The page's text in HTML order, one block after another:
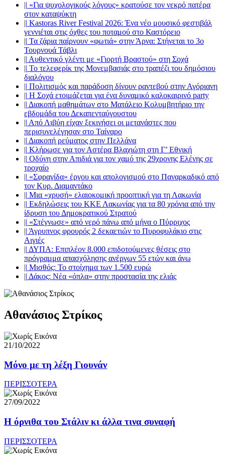
|| «Για ψυχολογικούς λόγους» κρατούσε τον νεκρό πατέρα
στον καταψύκτη
|| Kastoras River Festival 2026: Ένα νέο μουσικό φεστιβάλ
γεννιέται στις όχθες του ποταμού στο Καστόρειο
|| Τα ζάρια παίρνουν «φωτιά» στην Άρνα: Στήνεται το 3ο
Τουρνουά Τάβλι
|| Αυθεντικό γλέντι με «Γιορτή Βραστού» στη Σοχά
|| Το τελεφερίκ της Μονεμβασιάς στο τραπέζι του δημόσιου
διαλόγου
|| Πολιτισμός και παράδοση δίνουν ραντεβού στην Αγόριανη
|| Η Σοχά ετοιμάζεται για ένα δυναμικό καλοκαιρινό party
|| Διακοπή μαθημάτων στο Ματάλειο Κολυμβητήριο την
εβδομάδα του Δεκαπενταύγουστου
|| Από Λιβύη είχαν ξεκινήσει οι μετανάστες που
περισυνελέγησαν στο Ταίναρο
|| Διακοπή ρεύματος στην Πελλάνα
|| Κλήρωσε για τον Αστέρα Βλαχιώτη στη Γ’ Εθνική
|| Οδύνη στην Απιδιά για τον χαμό της 29χρονης Ελένης σε
τροχαίο
|| «Σφραγίδα» έργου και απολογισμού στο Παναρκαδικό από
τον Κυρ. Διαμαντάκο
|| Μια «χρυσή» ελαιοκομική προοπτική για τη Λακωνία
|| Εκδηλώσεις του ΚΚΕ Λακωνίας για τα 80 χρόνια από την
ίδρυση του Δημοκρατικού Στρατού
|| «Στέγνωσε» από νερό πάνω από μήνα ο Πύρριχος
|| Άγρυπνος φρουρός 2 δεκαετιών το Πυροφυλάκιο στις
Αιγιές
|| ΔΥΠΑ: Επιπλέον 8.000 επιδοτούμενες θέσεις στο
πρόγραμμα απασχόλησης ανέργων 55 ετών και άνω
|| Μισθός: Το στοίχημα των 1.500 ευρώ
|| Δάκος: Νέα «όπλα» στην προστασία της ελιάς
Αθανάσιος Στρίκος
21/10/2022
Μόνο με τη λέξη Γιουνάν
ΠΕΡΙΣΣΟΤΕΡΑ
27/09/2022
Η όρνιθα του Στάλιν κι άλλα τινα συναφή
ΠΕΡΙΣΣΟΤΕΡΑ